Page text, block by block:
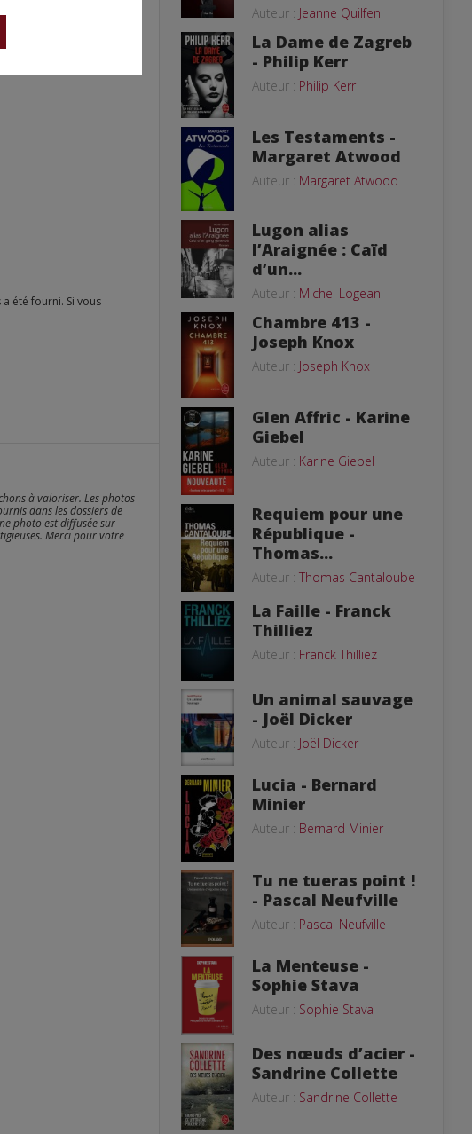
à valoriser. Les photos
dans les dossiers de
photo est diffusée sur
Merci pour votre
Auteur : Jeanne Quilfen
La Dame de Zagreb
- Philip Kerr
Auteur : Philip Kerr
Les Testaments -
Margaret Atwood
Auteur : Margaret Atwood
Lugon alias
l’Araignée : Caïd
d’un...
Auteur : Michel Logean
Chambre 413 -
Joseph Knox
Auteur : Joseph Knox
Glen Affric - Karine
Giebel
Auteur : Karine Giebel
Requiem pour une
République -
Thomas...
Auteur : Thomas Cantaloube
La Faille - Franck
Thilliez
Auteur : Franck Thilliez
Un animal sauvage
- Joël Dicker
Auteur : Joël Dicker
Lucia - Bernard
Minier
Auteur : Bernard Minier
Tu ne tueras point !
- Pascal Neufville
Auteur : Pascal Neufville
La Menteuse -
Sophie Stava
Auteur : Sophie Stava
Des nœuds d’acier -
Sandrine Collette
Auteur : Sandrine Collette